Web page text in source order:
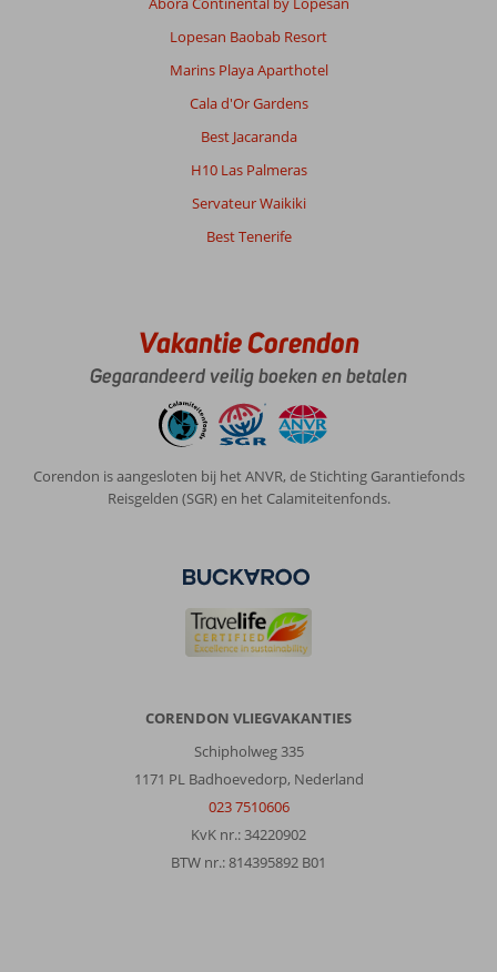
Lopesan Baobab Resort
Marins Playa Aparthotel
Cala d'Or Gardens
Best Jacaranda
H10 Las Palmeras
Servateur Waikiki
Best Tenerife
Vakantie Corendon
Gegarandeerd veilig boeken en betalen
Corendon is aangesloten bij het ANVR, de Stichting Garantiefonds
Reisgelden (SGR) en het Calamiteitenfonds.
CORENDON VLIEGVAKANTIES
Schipholweg 335
1171 PL Badhoevedorp, Nederland
023 7510606
KvK nr.: 34220902
BTW nr.: 814395892 B01